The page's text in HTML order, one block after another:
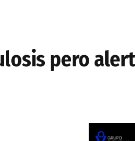
pero